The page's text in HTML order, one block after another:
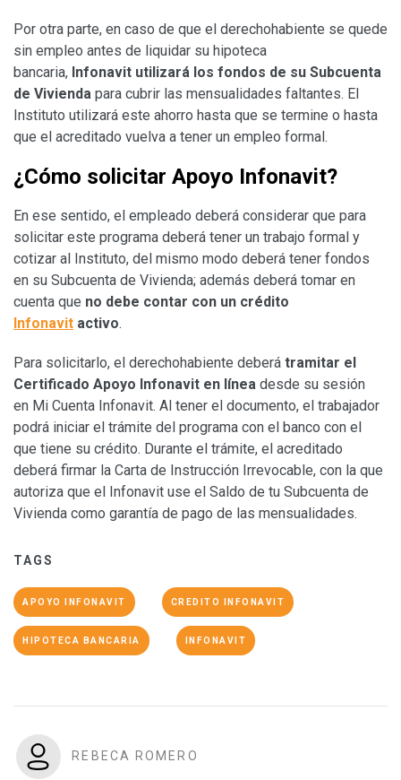
Por otra parte, en caso de que el derechohabiente se quede
sin empleo antes de liquidar su hipoteca
bancaria, Infonavit utilizará los fondos de su Subcuenta
de Vivienda para cubrir las mensualidades faltantes. El
Instituto utilizará este ahorro hasta que se termine o hasta
que el acreditado vuelva a tener un empleo formal.
¿Cómo solicitar Apoyo Infonavit?
En ese sentido, el empleado deberá considerar que para
solicitar este programa deberá tener un trabajo formal y
cotizar al Instituto, del mismo modo deberá tener fondos
en su Subcuenta de Vivienda; además deberá tomar en
cuenta que no debe contar con un crédito
Infonavit activo.
Para solicitarlo, el derechohabiente deberá tramitar el
Certificado Apoyo Infonavit en línea desde su sesión
en Mi Cuenta Infonavit. Al tener el documento, el trabajador
podrá iniciar el trámite del programa con el banco con el
que tiene su crédito. Durante el trámite, el acreditado
deberá firmar la Carta de Instrucción Irrevocable, con la que
autoriza que el Infonavit use el Saldo de tu Subcuenta de
Vivienda como garantía de pago de las mensualidades.
TAGS
APOYO INFONAVIT CREDITO INFONAVIT
HIPOTECA BANCARIA INFONAVIT
REBECA ROMERO